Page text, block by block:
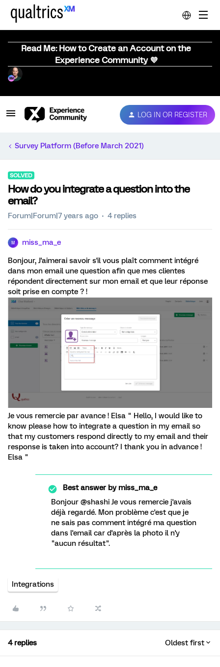
Read Me: How to Create an Account on the
Experience Community 💜
LOG IN OR REGISTER
Survey Platform (Before March 2021)
SOLVED
How do you integrate a question into the
email?
Forum|Forum|7 years ago 4 replies
M miss_ma_e
Bonjour, J'aimerai savoir s'il vous plaît comment intégré
dans mon email une question afin que mes clientes
répondent directement sur mon email et que leur réponse
soit prise en compte ? !
Je vous remercie par avance ! Elsa " Hello, I would like to
know please how to integrate a question in my email so
that my customers respond directly to my email and their
response is taken into account? I thank you in advance !
Elsa "
Best answer bymiss_ma_e
Bonjour @shashi Je vous remercie j'avais
déjà regardé. Mon problème c'est que je
ne sais pas comment intégré ma question
dans l'email car d'après la photo il n'y
"aucun résultat".
Integrations
4 replies Oldest first